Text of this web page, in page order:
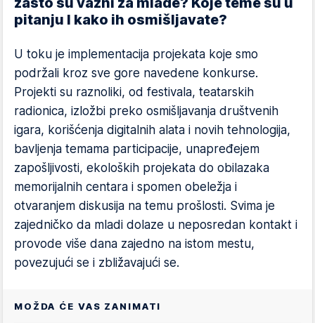
pitanju I kako ih osmišljavate?
U toku je implementacija projekata koje smo
podržali kroz sve gore navedene konkurse.
Projekti su raznoliki, od festivala, teatarskih
radionica, izložbi preko osmišljavanja društvenih
igara, korišćenja digitalnih alata i novih tehnologija,
bavljenja temama participacije, unapređejem
zapošljivosti, ekoloških projekata do obilazaka
memorijalnih centara i spomen obeležja i
otvaranjem diskusija na temu prošlosti. Svima je
zajedničko da mladi dolaze u neposredan kontakt i
provode više dana zajedno na istom mestu,
povezujući se i zbližavajući se.
MOŽDA ĆE VAS ZANIMATI